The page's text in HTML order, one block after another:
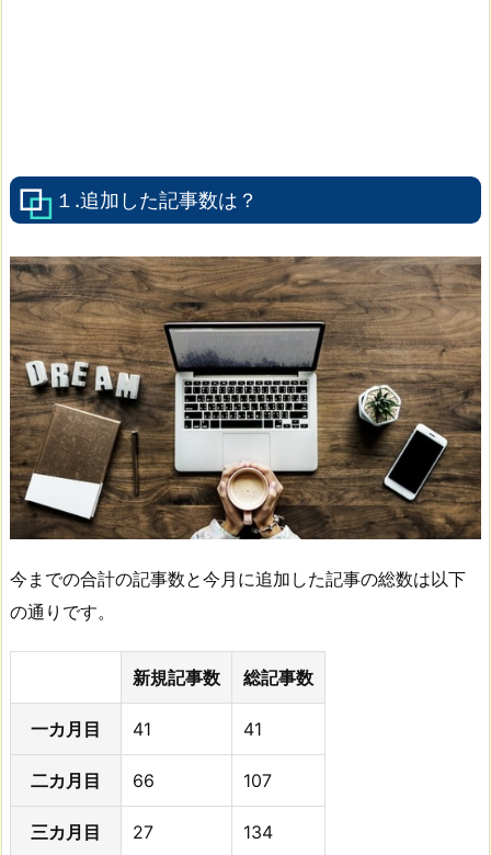
１.追加した記事数は？
今までの合計の記事数と今月に追加した記事の総数は以下
の通りです。
新規記事数 総記事数
一カ月目 41 41
二カ月目 66 107
三カ月目 27 134